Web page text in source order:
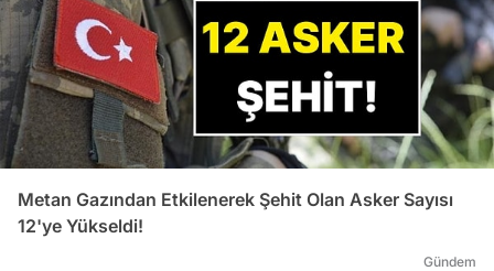
Metan Gazından Etkilenerek Şehit Olan Asker Sayısı
12'ye Yükseldi!
Gündem